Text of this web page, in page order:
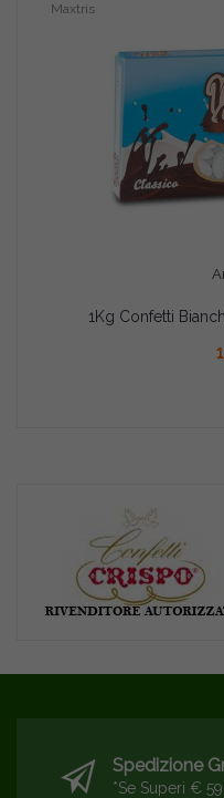
Maxtris
1Kg Confetti
Spedizione
*se Superi €